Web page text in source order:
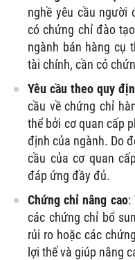
nghề yêu cầu người
có chứng chỉ đào
ngành bán hàng cụ
tài chính, cần có
Yêu cầu theo quy
cầu về chứng chỉ
thể bởi cơ quan cấp
định của ngành. Do
cầu của cơ quan
đáp ứng đầy đủ.
Chứng chỉ nâng cao:
các chứng chỉ bổ
rủi ro hoặc các
lợi thế và giúp nâng